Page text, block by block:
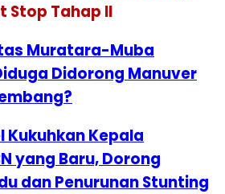
Stop Tahap II
Muratara-Muba
Didorong Manuver
Kukuhkan Kepala
yang Baru, Dorong
dan Penurunan Stunting